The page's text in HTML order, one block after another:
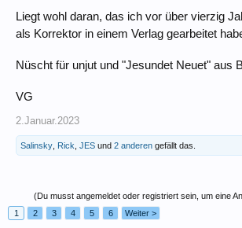
Liegt wohl daran, das ich vor über vierzig
als Korrektor in einem Verlag gearbeitet
Nüscht für unjut und "Jesundet Neuet" aus
VG
2.Januar.2023
Salinsky Rick JES und 2 anderen gefällt das.
(Du musst angemeldet oder registriert sein, um eine
1
2 3 4 5 6 Weiter >